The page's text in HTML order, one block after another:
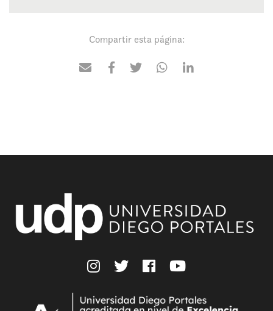
Compartir esta página: